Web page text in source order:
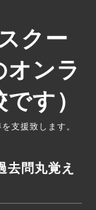
クー
ンラ
す）
支援致します。
問丸覚え